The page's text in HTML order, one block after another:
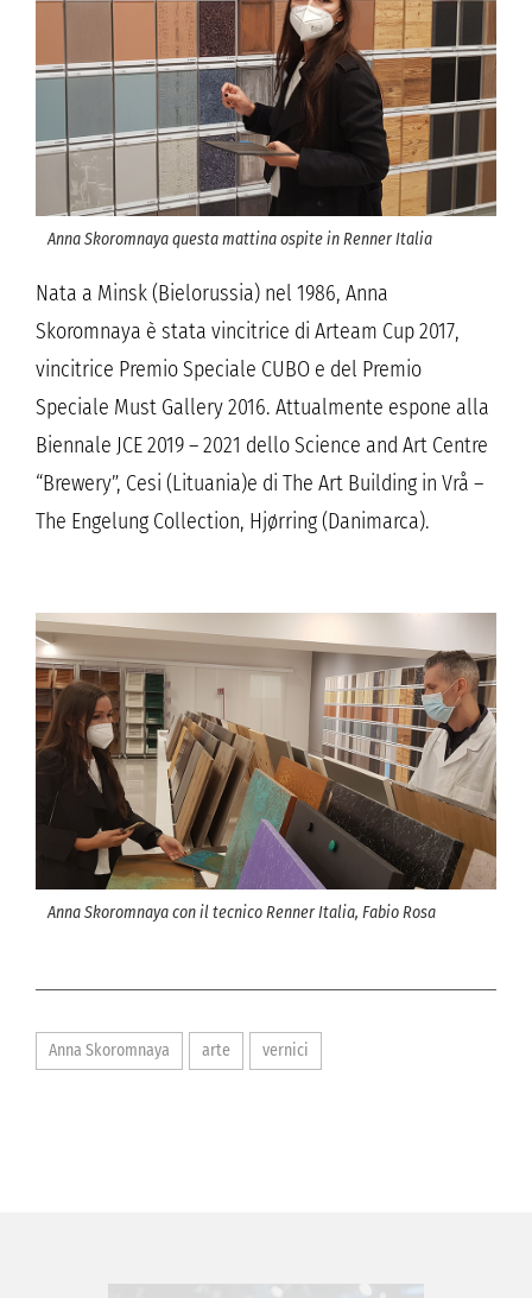
Anna Skoromnaya questa mattina ospite in Renner Italia
Nata a Minsk (Bielorussia) nel 1986, Anna
Skoromnaya è stata vincitrice di Arteam Cup 2017,
vincitrice Premio Speciale CUBO e del Premio
Speciale Must Gallery 2016. Attualmente espone alla
Biennale JCE 2019 – 2021 dello Science and Art Centre
“Brewery”, Cesi (Lituania)e di The Art Building in Vrå –
The Engelung Collection, Hjørring (Danimarca).
Anna Skoromnaya con il tecnico Renner Italia, Fabio Rosa
Anna Skoromnaya arte vernici